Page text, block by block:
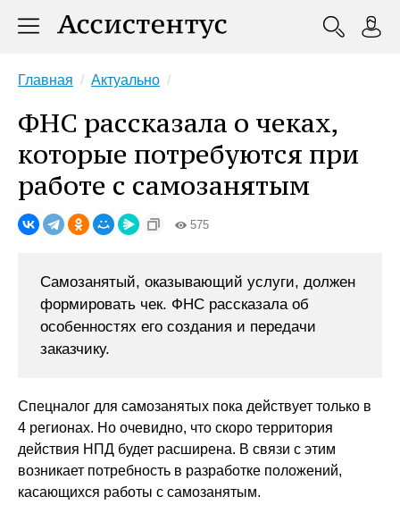
Главная Актуально
ФНС рассказала о чеках,
которые потребуются при
работе с самозанятым
575
Самозанятый, оказывающий услуги, должен
формировать чек. ФНС рассказала об
особенностях его создания и передачи
заказчику.
Спецналог для самозанятых пока действует только в
4 регионах. Но очевидно, что скоро территория
действия НПД будет расширена. В связи с этим
возникает потребность в разработке положений,
касающихся работы с самозанятым.